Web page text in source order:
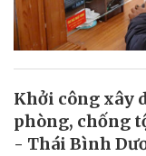
Khởi công xây
phòng, chống
- Thái Bình